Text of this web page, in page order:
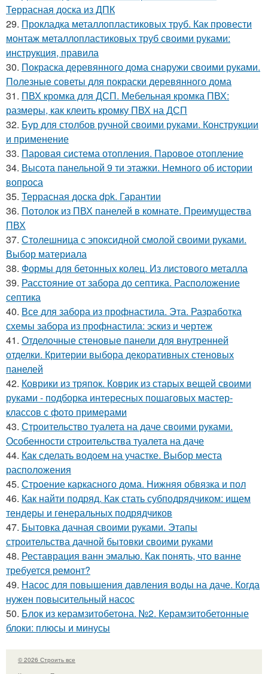
Террасная доска из ДПК
29. Прокладка металлопластиковых труб. Как провести
монтаж металлопластиковых труб своими руками:
инструкция, правила
30. Покраска деревянного дома снаружи своими руками.
Полезные советы для покраски деревянного дома
31. ПВХ кромка для ДСП. Мебельная кромка ПВХ:
размеры, как клеить кромку ПВХ на ДСП
32. Бур для столбов ручной своими руками. Конструкции
и применение
33. Паровая система отопления. Паровое отопление
34. Высота панельной 9 ти этажки. Немного об истории
вопроса
35. Террасная доска dpk. Гарантии
36. Потолок из ПВХ панелей в комнате. Преимущества
ПВХ
37. Столешница с эпоксидной смолой своими руками.
Выбор материала
38. Формы для бетонных колец. Из листового металла
39. Расстояние от забора до септика. Расположение
септика
40. Все для забора из профнастила. Эта. Разработка
схемы забора из профнастила: эскиз и чертеж
41. Отделочные стеновые панели для внутренней
отделки. Критерии выбора декоративных стеновых
панелей
42. Коврики из тряпок. Коврик из старых вещей своими
руками - подборка интересных пошаговых мастер-
классов с фото примерами
43. Строительство туалета на даче своими руками.
Особенности строительства туалета на даче
44. Как сделать водоем на участке. Выбор места
расположения
45. Строение каркасного дома. Нижняя обвязка и пол
46. Как найти подряд. Как стать субподрядчиком: ищем
тендеры и генеральных подрядчиков
47. Бытовка дачная своими руками. Этапы
строительства дачной бытовки своими руками
48. Реставрация ванн эмалью. Как понять, что ванне
требуется ремонт?
49. Насос для повышения давления воды на даче. Когда
нужен повысительный насос
50. Блок из керамзитобетона. №2. Керамзитобетонные
блоки: плюсы и минусы
© 2026 Строить все